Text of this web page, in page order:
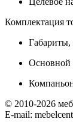
Комплектация
Габариты,
Основной
© 2010-2026
E-mail: